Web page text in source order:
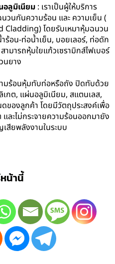
อลูมิเนียม : เราเป็นผู้ให้บริการ
นกันความร้อน และ ความเย็น (
โดยรับเหมาหุ้มฉนวน
อน-ท่อน้ำเย็น, บอยเลอร์, ท่อดัก
ามารถหุ้มใยแก้วเซรามิกส์ไฟเบอร์
นยาง
มร้อนหุ้มทับท่อหรือถัง ปิดทับด้วย
เกต, แผ่นอลูมิเนียม, สแตนเลส,
ของลูกค้า โดยมีวัตถุประสงค์เพื่อ
ละไม่กระจายความร้อนออกมายัง
สียพลังงานในระบบ
น้านี้